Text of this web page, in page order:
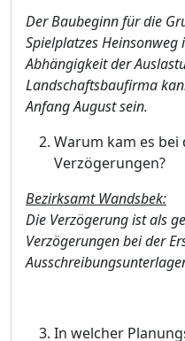
Der Baubeginn für die
Spielplatzes Heinsonweg
Abhängigkeit der
Landschaftsbaufirma
Anfang August sein.
Warum kam es bei
Verzögerungen?
Bezirksamt Wandsbek:
Die Verzögerung ist als
Verzögerungen bei der
In welcher